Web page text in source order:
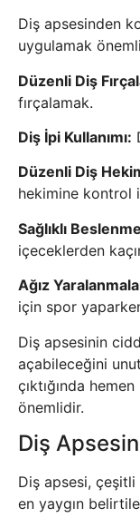
Diş apsesinden
uygulamak
Düzenli Diş
fırçalamak.
Diş İpi Kullanımı:
Düzenli Diş
hekimine kontrol
Sağlıklı
içeceklerden
Ağız
için spor
Diş apsesinin
açabileceğini
çıktığında
önemlidir.
Diş
Diş apsesi,
en yaygın